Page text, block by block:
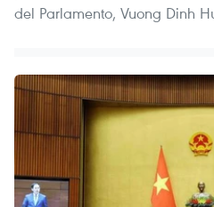
del Parlamento, Vuong Dinh